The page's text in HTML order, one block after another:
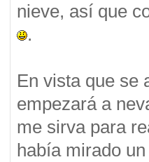
nieve, así que
.
En vista que se
empezará a
me sirva para
había mirado